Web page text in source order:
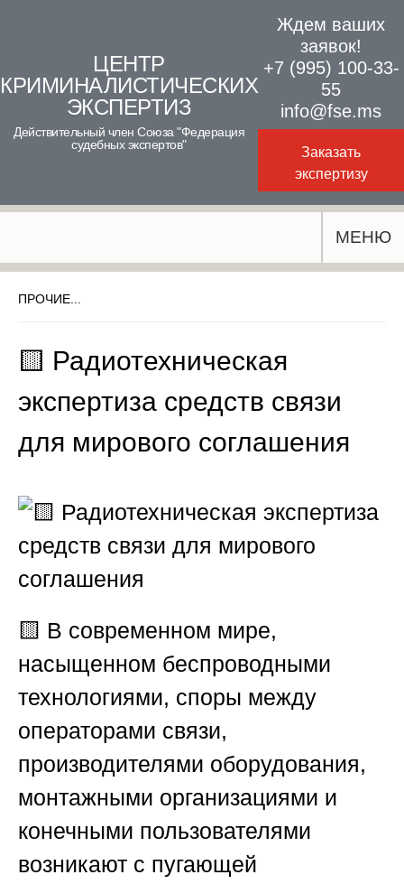
content
ЦЕНТР
КРИМИНАЛИСТИЧЕСКИХ
ЭКСПЕРТИЗ
Действительный член Союза "Федерация
судебных экспертов"
Ждем ваших
заявок!
+7 (995) 100-33-
55
info@fse.ms
Заказать
экспертизу
МЕНЮ
ПРОЧИЕ...
🟨 Радиотехническая
экспертиза средств связи
для мирового соглашения
🟨 В современном мире,
насыщенном беспроводными
технологиями, споры между
операторами связи,
производителями оборудования,
монтажными организациями и
конечными пользователями
возникают с пугающей